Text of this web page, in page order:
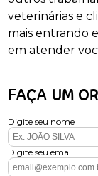
veterinárias e
mais entrando
em atender
FAÇA UM
Digite seu nome
Digite seu email